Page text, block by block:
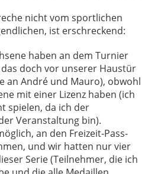
nicht vom sportlichen
ist erschreckend:
haben an dem Turnier
doch vor unserer Haustür
an André und Mauro), obwohl
mit einer Lizenz haben (ich
spielen, da ich der
Veranstaltung bin).
an den Freizeit-Pass-
und wir hatten nur vier
Serie (Teilnehmer, die ich